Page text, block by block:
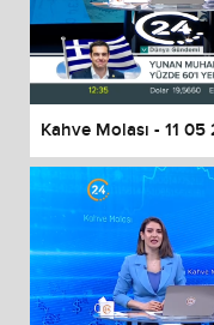
Kahve Molası - 11 05